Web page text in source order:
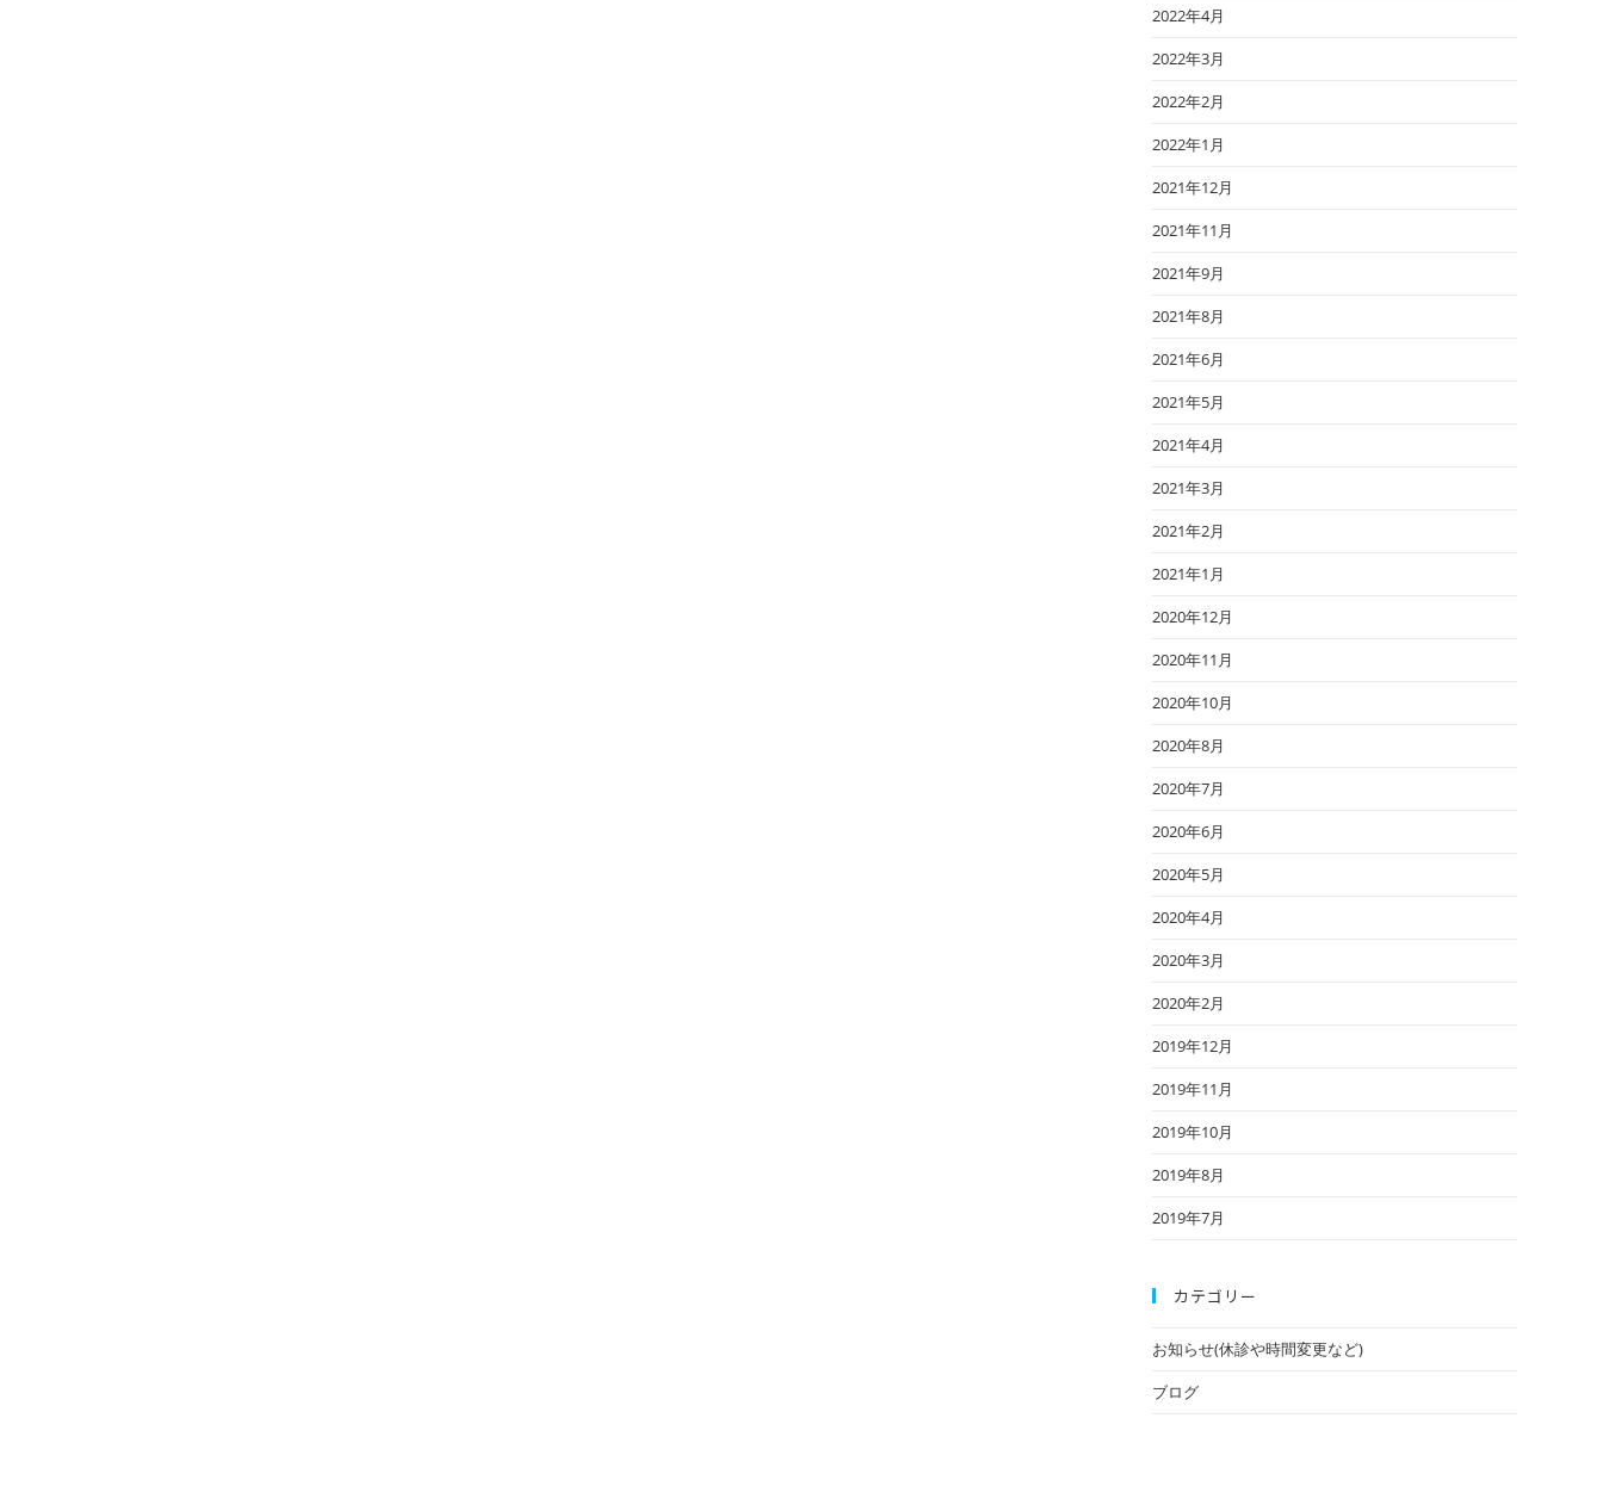
2022年4月
2022年3月
2022年2月
2022年1月
2021年12月
2021年11月
2021年9月
2021年8月
2021年6月
2021年5月
2021年4月
2021年3月
2021年2月
2021年1月
2020年12月
2020年11月
2020年10月
2020年8月
2020年7月
2020年6月
2020年5月
2020年4月
2020年3月
2020年2月
2019年12月
2019年11月
2019年10月
2019年8月
2019年7月
カテゴリー
お知らせ(休診や時間変更など)
ブログ